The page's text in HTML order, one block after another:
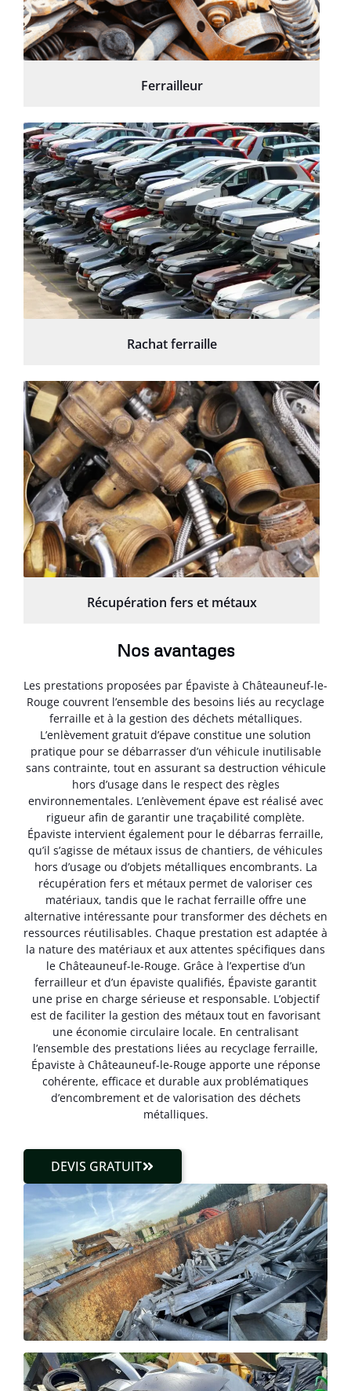
Ferrailleur
Rachat ferraille
Récupération fers et métaux
Nos avantages
Les prestations proposées par Épaviste à Châteauneuf-le-
Rouge couvrent l’ensemble des besoins liés au recyclage
ferraille et à la gestion des déchets métalliques.
L’enlèvement gratuit d’épave constitue une solution
pratique pour se débarrasser d’un véhicule inutilisable
sans contrainte, tout en assurant sa destruction véhicule
hors d’usage dans le respect des règles
environnementales. L’enlèvement épave est réalisé avec
rigueur afin de garantir une traçabilité complète.
Épaviste intervient également pour le débarras ferraille,
qu’il s’agisse de métaux issus de chantiers, de véhicules
hors d’usage ou d’objets métalliques encombrants. La
récupération fers et métaux permet de valoriser ces
matériaux, tandis que le rachat ferraille offre une
alternative intéressante pour transformer des déchets en
ressources réutilisables. Chaque prestation est adaptée à
la nature des matériaux et aux attentes spécifiques dans
le Châteauneuf-le-Rouge. Grâce à l’expertise d’un
ferrailleur et d’un épaviste qualifiés, Épaviste garantit
une prise en charge sérieuse et responsable. L’objectif
est de faciliter la gestion des métaux tout en favorisant
une économie circulaire locale. En centralisant
l’ensemble des prestations liées au recyclage ferraille,
Épaviste à Châteauneuf-le-Rouge apporte une réponse
cohérente, efficace et durable aux problématiques
d’encombrement et de valorisation des déchets
métalliques.
DEVIS GRATUIT